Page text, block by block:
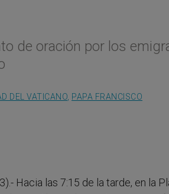
de oración por los
DEL VATICANO PAPA FRANCISCO
Hacia las 7:15 de la tarde, en la